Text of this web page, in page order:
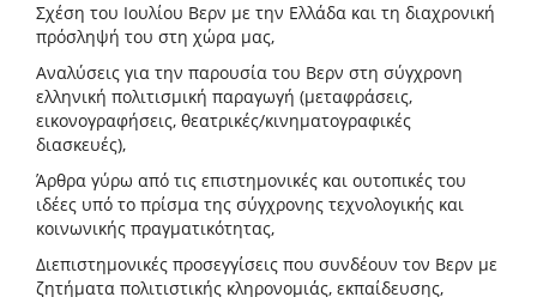
Σχέση του Ιουλίου Βερν με την Ελλάδα και τη διαχρονική
πρόσληψή του στη χώρα μας,
Αναλύσεις για την παρουσία του Βερν στη σύγχρονη
ελληνική πολιτισμική παραγωγή (μεταφράσεις,
εικονογραφήσεις, θεατρικές/κινηματογραφικές
διασκευές),
Άρθρα γύρω από τις επιστημονικές και ουτοπικές του
ιδέες υπό το πρίσμα της σύγχρονης τεχνολογικής και
κοινωνικής πραγματικότητας,
Διεπιστημονικές προσεγγίσεις που συνδέουν τον Βερν με
ζητήματα πολιτιστικής κληρονομιάς, εκπαίδευσης,